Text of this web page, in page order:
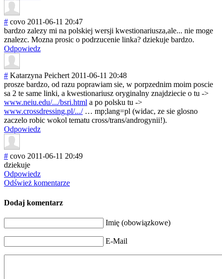
# covo 2011-06-11 20:47
bardzo zalezy mi na polskiej wersji kwestionariusza,ale... nie moge
znalezc. Mozna prosic o podrzucenie linka? dziekuje bardzo.
Odpowiedz
# Katarzyna Peichert 2011-06-11 20:48
prosze bardzo, od razu poprawiam sie, w porpzednim moim poscie
sa 2 te same linki, a kwestionariusz oryginalny znajdziecie o tu ->
www.neiu.edu/.../bsri.html a po polsku tu ->
www.crossdressing.pl/.../… mp;lang=pl (widac, ze sie glosno
zaczelo robic wokol tematu cross/trans/androgynii!).
Odpowiedz
# covo 2011-06-11 20:49
dziekuje
Odpowiedz
Odśwież komentarze
Dodaj komentarz
Imię (obowiązkowe)
E-Mail